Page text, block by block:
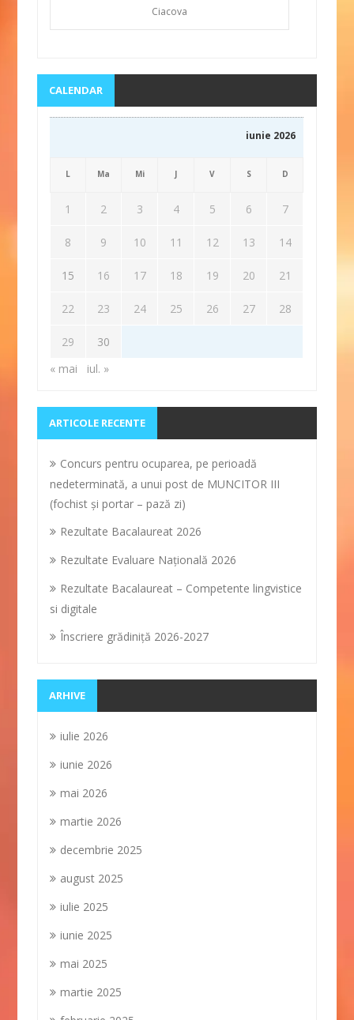
Ciacova
CALENDAR
iunie 2026
L Ma Mi J V S D
1 2 3 4 5 6 7
8 9 10 11 12 13 14
15 16 17 18 19 20 21
22 23 24 25 26 27 28
29
30
« mai
iul. »
ARTICOLE RECENTE
Concurs pentru ocuparea, pe perioadă
nedeterminată, a unui post de MUNCITOR III
(fochist și portar – pază zi)
Rezultate Bacalaureat 2026
Rezultate Evaluare Naţională 2026
Rezultate Bacalaureat – Competente lingvistice
si digitale
Înscriere grădiniţă 2026-2027
ARHIVE
iulie 2026
iunie 2026
mai 2026
martie 2026
decembrie 2025
august 2025
iulie 2025
iunie 2025
mai 2025
martie 2025